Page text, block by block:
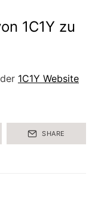
1C1Y zu
1C1Y Website
SHARE